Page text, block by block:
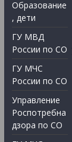
Образование
, дети
ГУ МВД
России по СО
ГУ МЧС
России по СО
Управление
Роспотребна
дзора по СО